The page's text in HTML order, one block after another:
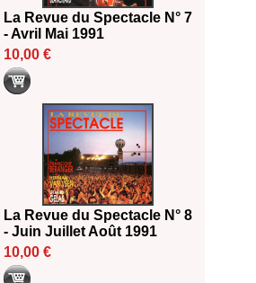
La Revue du Spectacle N° 7
- Avril Mai 1991
10,00 €
La Revue du Spectacle N° 8
- Juin Juillet Août 1991
10,00 €